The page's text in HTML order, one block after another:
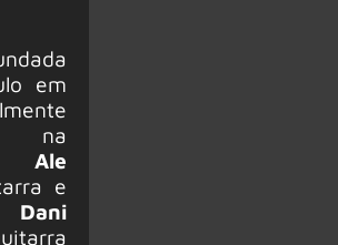
em
Ale
e
Dani